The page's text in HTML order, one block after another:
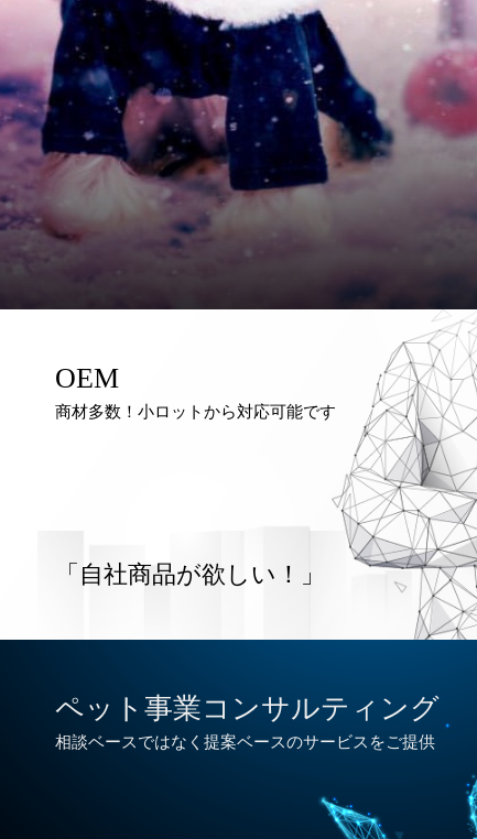
OEM
商材多数！小ロットから対応可能です
「自社商品が欲しい！」
ペット事業コンサルティング
相談ベースではなく提案ベースのサービスをご提供